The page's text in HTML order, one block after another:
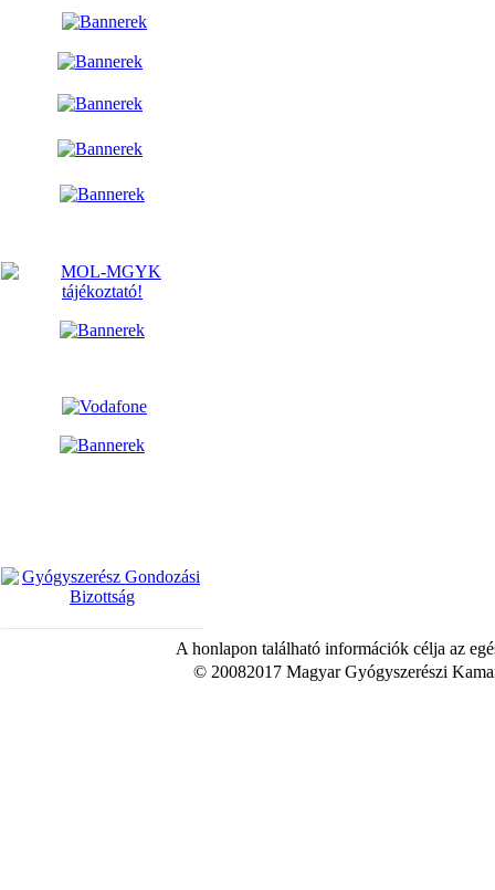
A honlapon található információk célja az
© 20082017 Magyar Gyógyszerészi